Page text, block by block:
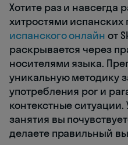
Хотите раз и навсегда
хитростями испанских
испанского онлайн от
раскрывается через
носителями языка.
уникальную методику
употребления por и
контекстные ситуации.
занятия вы
делаете правильный